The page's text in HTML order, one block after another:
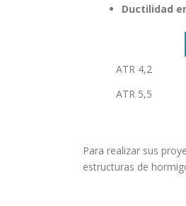
Ductilidad
ATR 4,2
ATR 5,5
Para realizar sus
estructuras de